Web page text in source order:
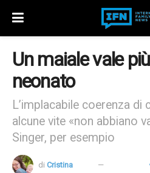
Un maiale vale
neonato
L’implacabile coerenza di
alcune vite «non abbiano
Singer, per esempio
di Cristina